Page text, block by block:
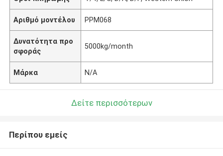
Αριθμό μοντέλου PPM068
Δυνατότητα προ
σφοράς
5000kg/month
Μάρκα N/A
Δείτε περισσότερων
Περίπου εμείς